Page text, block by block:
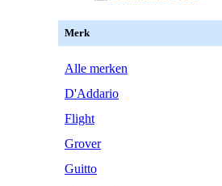
Merk
Alle merken
D'Addario
Flight
Grover
Guitto